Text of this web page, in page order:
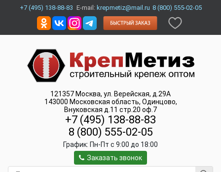
+7 (495) 138-88-83 E-mail: krepmetiz@mail.ru 8 (800) 555-02-05
121357 Москва, ул. Верейская, д.29А
143000 Московская область, Одинцово,
Внуковская д.11 стр.20 оф.7
+7 (495) 138-88-83
8 (800) 555-02-05
График: Пн-Пт c 9:00 до 18:00
Заказать звонок